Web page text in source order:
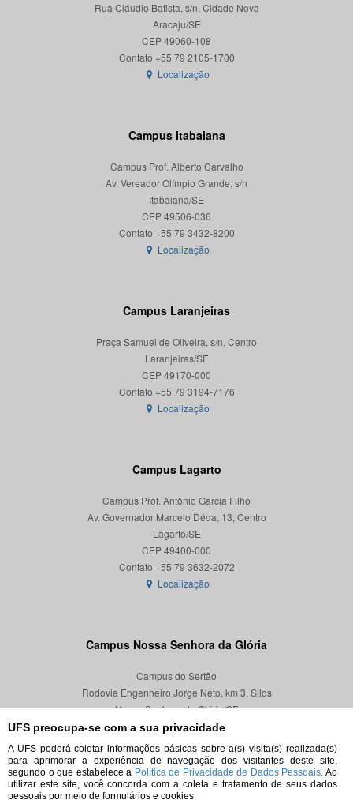
UFS preocupa-se com a sua privacidade
A UFS poderá coletar informações básicas sobre a(s) visita(s) realizada(s)
para aprimorar a experiência de navegação dos visitantes deste site,
segundo o que estabelece a Política de Privacidade de Dados Pessoais. Ao
utilizar este site, você concorda com a coleta e tratamento de seus dados
pessoais por meio de formulários e cookies.
Rua Cláudio Batista, s/n, Cidade Nova
Aracaju/SE
CEP 49060-108
Localização
Campus Itabaiana
Campus Prof. Alberto Carvalho
Av. Vereador Olímpio Grande, s/n
Itabaiana/SE
CEP 49506-036
Localização
Campus Laranjeiras
Praça Samuel de Oliveira, s/n, Centro
Laranjeiras/SE
CEP 49170-000
Localização
Campus Lagarto
Campus Prof. Antônio Garcia Filho
Av. Governador Marcelo Déda, 13, Centro
Lagarto/SE
CEP 49400-000
Localização
Campus Nossa Senhora da Glória
Campus do Sertão
Rodovia Engenheiro Jorge Neto, km 3, Silos
Nossa Senhora da Glória/SE
CEP 49680-000
Localização